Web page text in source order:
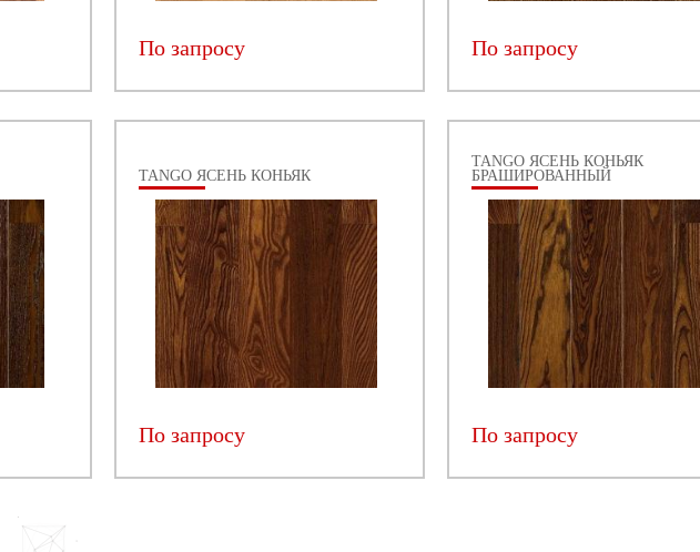
По запросу По запросу
TANGO ЯСЕНЬ КОНЬЯК
По запросу
TANGO ЯСЕНЬ КОНЬЯК
БРАШИРОВАННЫЙ
По запросу